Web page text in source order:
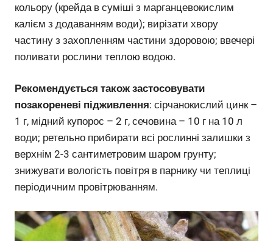
кольору (крейда в суміші з марганцевокислим
калієм з додаванням води); вирізати хвору
частину з захопленням частини здоровою; ввечері
поливати рослини теплою водою.
Рекомендується також застосовувати
позакореневі підживлення: сірчанокислий цинк –
1 г, мідний купорос – 2 г, сечовина – 10 г на 10 л
води; ретельно прибирати всі рослинні залишки з
верхнім 2-3 сантиметровим шаром грунту;
знижувати вологість повітря в парнику чи теплиці
періодичним провітрюванням.